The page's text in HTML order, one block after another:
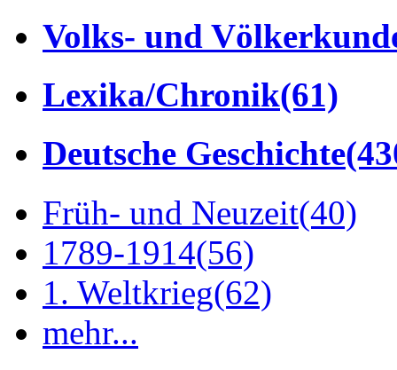
Volks- und
Lexika/Chronik(61)
Deutsche Geschichte
Früh- und Neuzeit(40)
1789-1914(56)
1. Weltkrieg(62)
mehr...